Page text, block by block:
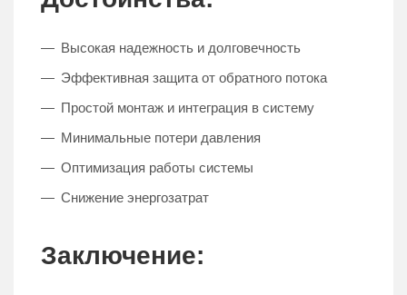
Высокая надежность и долговечность
Эффективная защита от обратного потока
Простой монтаж и интеграция в систему
Минимальные потери давления
Оптимизация работы системы
Снижение энергозатрат
Заключение: